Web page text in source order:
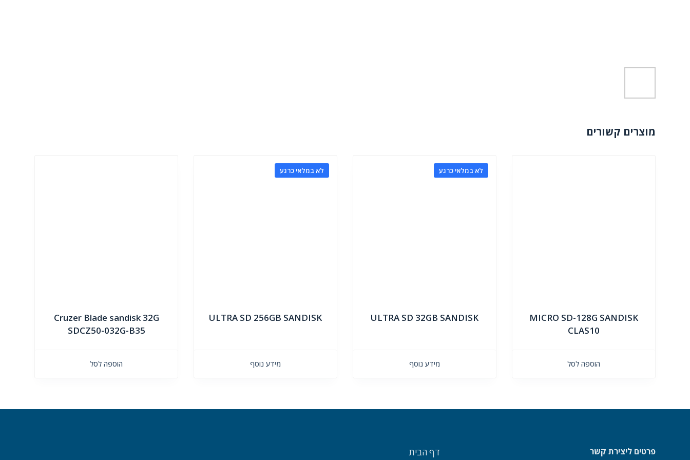
מוצרים קשורים
MICRO SD-128G SANDISK
CLAS10
הוספה לסל
לא במלאי כרגע
ULTRA SD 32GB SANDISK
מידע נוסף
לא במלאי כרגע
ULTRA SD 256GB SANDISK
מידע נוסף
Cruzer Blade sandisk 32G
SDCZ50-032G-B35
הוספה לסל
פרטים ליצירת קשר דף הבית